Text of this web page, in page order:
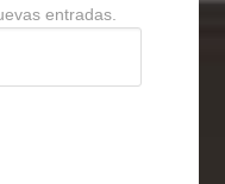
entradas.